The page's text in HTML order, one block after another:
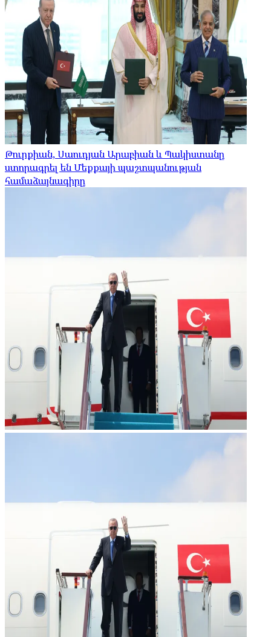
Թուրքիան, Սաուդյան Արաբիան և Պակիստանը
ստորագրել են Մեքքայի պաշտպանության
համաձայնագիրը